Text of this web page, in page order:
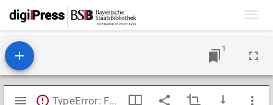
1
Mirador
TypeError: Failed to fetch